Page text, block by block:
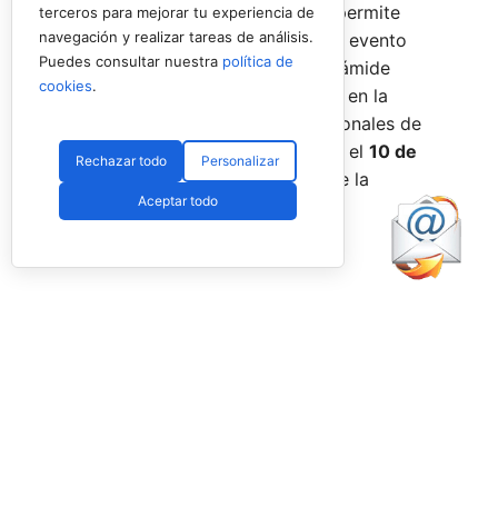
Menores 2026. Esta cita paralela permite
incorporar la categoríabenjamín
al evento
global, completando así toda la pirámide
formativa.
El plazo para registrarse en la
categoría benjamín de los Internacionales de
Andalucía permanece abierto hasta el 10 de
agosto
a través de la web oficial de la
Federación.
terceros para mejorar tu experiencia de
navegación y realizar tareas de análisis.
Puedes consultar nuestra política de
cookies.
Rechazar todo Personalizar
Aceptar todo